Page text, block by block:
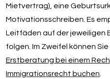
Mietvertrag), eine
Motivationsschreiben. Es
Leitfäden auf der jeweiligen
folgen. Im Zweifel können
Erstberatung bei einem
Immigrationsrecht buchen